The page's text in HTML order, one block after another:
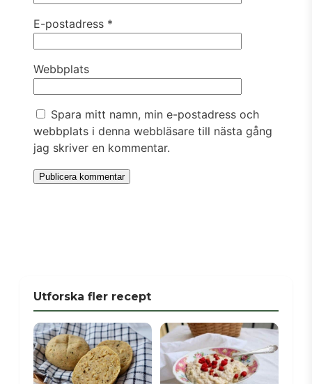
E-postadress *
Webbplats
Spara mitt namn, min e-postadress och
webbplats i denna webbläsare till nästa gång
jag skriver en kommentar.
Utforska fler recept